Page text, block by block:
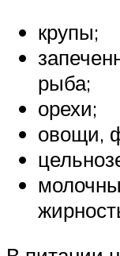
крупы;
рыба;
орехи;
овощи,